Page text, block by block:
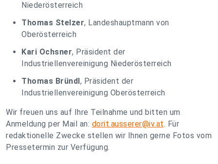
Niederösterreich
Thomas Stelzer, Landeshauptmann von
Oberösterreich
Kari Ochsner, Präsident der
Industriellenvereinigung Niederösterreich
Thomas Bründl, Präsident der
Industriellenvereinigung Oberösterreich
Wir freuen uns auf Ihre Teilnahme und bitten um
Anmeldung per Mail an: dorit.ausserer@iv.at. Für
redaktionelle Zwecke stellen wir Ihnen gerne Fotos vom
Pressetermin zur Verfügung.